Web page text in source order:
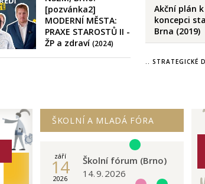
[pozvánka2]
MODERNÍ MĚSTA:
PRAXE STAROSTŮ II -
ŽP a zdraví(2024)
Akční plán
koncepci
Brna (2019)
.. STRATEGICKÉ
ŠKOLNÍ A MLADÁ FÓRA
září
14
2026
Školní fórum (Brno)
14. 9. 2026